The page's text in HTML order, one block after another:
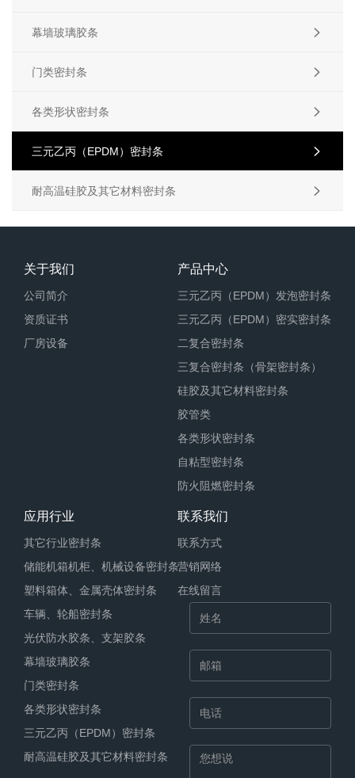
幕墙玻璃胶条 
门类密封条 
各类形状密封条 
三元乙丙（EPDM）密封条 
耐高温硅胶及其它材料密封条 
关于我们
公司简介
资质证书
厂房设备
产品中心
三元乙丙（EPDM）发泡密封条
三元乙丙（EPDM）密实密封条
二复合密封条
三复合密封条（骨架密封条）
硅胶及其它材料密封条
胶管类
各类形状密封条
自粘型密封条
防火阻燃密封条
应用行业
其它行业密封条
储能机箱机柜、机械设备密封条
塑料箱体、金属壳体密封条
车辆、轮船密封条
光伏防水胶条、支架胶条
幕墙玻璃胶条
门类密封条
各类形状密封条
三元乙丙（EPDM）密封条
耐高温硅胶及其它材料密封条
联系我们
联系方式
营销网络
在线留言